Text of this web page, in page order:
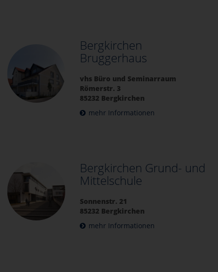
Bergkirchen
Bruggerhaus
vhs Büro und Seminarraum
Römerstr. 3
85232 Bergkirchen
mehr Informationen
Bergkirchen Grund- und
Mittelschule
Sonnenstr. 21
85232 Bergkirchen
mehr Informationen